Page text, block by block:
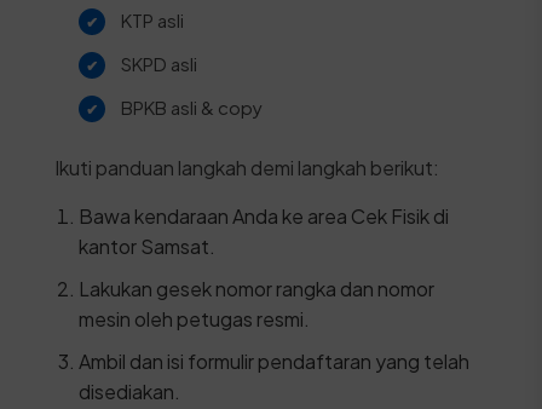
KTP asli
SKPD asli
BPKB asli & copy
Ikuti panduan langkah demi langkah berikut:
Bawa kendaraan Anda ke area Cek Fisik di
kantor Samsat.
Lakukan gesek nomor rangka dan nomor
mesin oleh petugas resmi.
Ambil dan isi formulir pendaftaran yang telah
disediakan.